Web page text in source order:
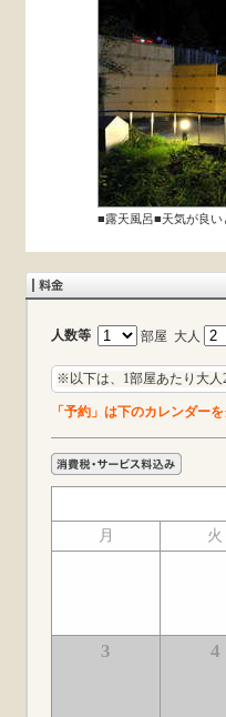
■露天風呂■天気が良
人数等 部屋 大人
※以下は、1部屋あたり大
「予約」は下のカレンダー
月 火
3 4